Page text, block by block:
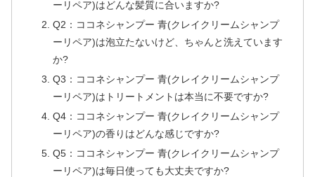
ーリペア)はどんな髪質に合いますか?
Q2：ココネシャンプー 青(クレイクリームシャンプ
ーリペア)は泡立たないけど、ちゃんと洗えています
か?
Q3：ココネシャンプー 青(クレイクリームシャンプ
ーリペア)はトリートメントは本当に不要ですか?
Q4：ココネシャンプー 青(クレイクリームシャンプ
ーリペア)の香りはどんな感じですか?
Q5：ココネシャンプー 青(クレイクリームシャンプ
ーリペア)は毎日使っても大丈夫ですか?